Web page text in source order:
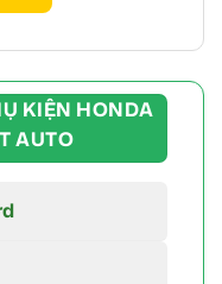
KIỆN HONDA
AUTO